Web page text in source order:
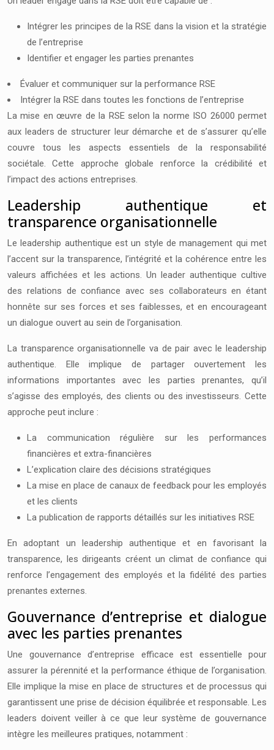
Intégrer les principes de la RSE dans la vision et la stratégie
de l’entreprise
Identifier et engager les parties prenantes
Évaluer et communiquer sur la performance RSE
Intégrer la RSE dans toutes les fonctions de l’entreprise
La mise en œuvre de la RSE selon la norme ISO 26000 permet
aux leaders de structurer leur démarche et de s’assurer qu’elle
couvre tous les aspects essentiels de la responsabilité
sociétale. Cette approche globale renforce la crédibilité et
l’impact des actions entreprises.
Leadership authentique et
transparence organisationnelle
Le leadership authentique est un style de management qui met
l’accent sur la transparence, l’intégrité et la cohérence entre les
valeurs affichées et les actions. Un leader authentique cultive
des relations de confiance avec ses collaborateurs en étant
honnête sur ses forces et ses faiblesses, et en encourageant
un dialogue ouvert au sein de l’organisation.
La transparence organisationnelle va de pair avec le leadership
authentique. Elle implique de partager ouvertement les
informations importantes avec les parties prenantes, qu’il
s’agisse des employés, des clients ou des investisseurs. Cette
approche peut inclure :
La communication régulière sur les performances
financières et extra-financières
L’explication claire des décisions stratégiques
La mise en place de canaux de feedback pour les employés
et les clients
La publication de rapports détaillés sur les initiatives RSE
En adoptant un leadership authentique et en favorisant la
transparence, les dirigeants créent un climat de confiance qui
renforce l’engagement des employés et la fidélité des parties
prenantes externes.
Gouvernance d’entreprise et dialogue
avec les parties prenantes
Une gouvernance d’entreprise efficace est essentielle pour
assurer la pérennité et la performance éthique de l’organisation.
Elle implique la mise en place de structures et de processus qui
garantissent une prise de décision équilibrée et responsable. Les
leaders doivent veiller à ce que leur système de gouvernance
intègre les meilleures pratiques, notamment :